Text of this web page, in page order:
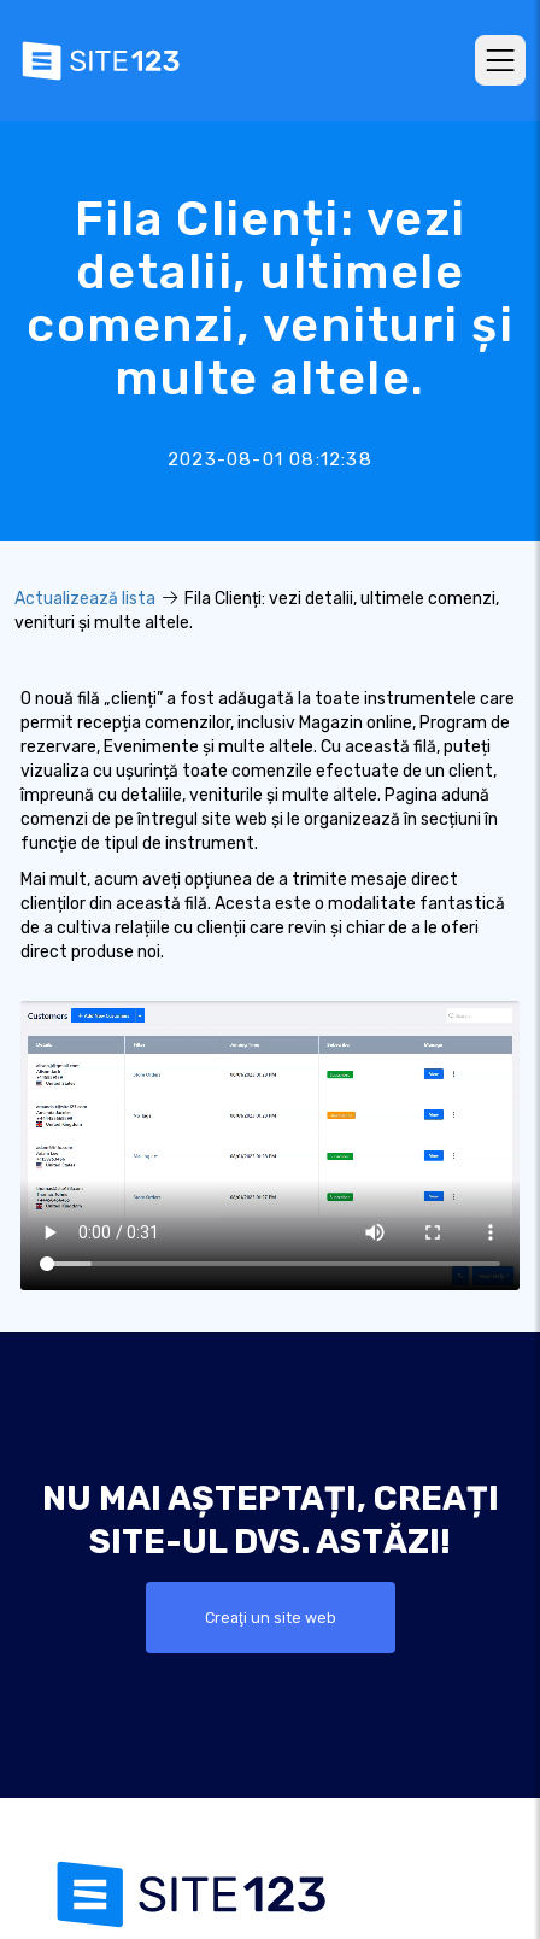
Fila Clienți: vezi
detalii, ultimele
comenzi, venituri și
multe altele.
2023-08-01 08:12:38
Actualizează lista
Fila Clienți: vezi detalii, ultimele comenzi,
venituri și multe altele.
O nouă filă „clienți” a fost adăugată la toate instrumentele care
permit recepția comenzilor, inclusiv Magazin online, Program de
rezervare, Evenimente și multe altele. Cu această filă, puteți
vizualiza cu ușurință toate comenzile efectuate de un client,
împreună cu detaliile, veniturile și multe altele. Pagina adună
comenzi de pe întregul site web și le organizează în secțiuni în
funcție de tipul de instrument.
Mai mult, acum aveți opțiunea de a trimite mesaje direct
clienților din această filă. Acesta este o modalitate fantastică
de a cultiva relațiile cu clienții care revin și chiar de a le oferi
direct produse noi.
NU MAI AȘTEPTAȚI, CREAȚI
SITE-UL DVS. ASTĂZI!
Creaţi un site web